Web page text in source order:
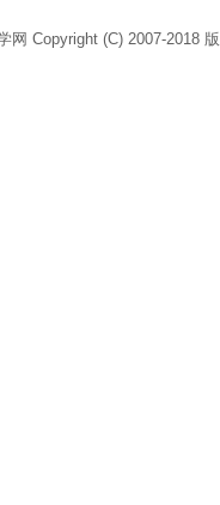
网 Copyright (C) 2007-2018